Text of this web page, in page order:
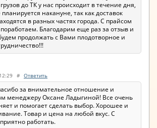
до ТК у нас происходит в течение дня,
накануне, так как доставок
в разных частях города. С прайсом
Благодарим еще раз за отзыв и
продолжать с Вами плодотворное и
# Ответить
за внимательное отношение и
менеджеру Оксане Ладыгиной! Все очень
и помогает сделать выбор. Хорошее и
Товар и цена на любой вкус. С
работать.